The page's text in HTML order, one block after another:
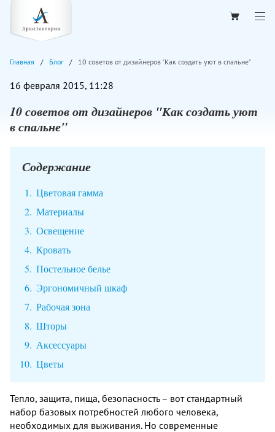
Главная Блог 10 советов от дизайнеров "Как создать уют в спальне"
16 февраля 2015, 11:28
10 советов от дизайнеров "Как создать уют
в спальне"
Содержание
Цветовая гамма
Материалы
Освещение
Кровать
Постельное белье
Эргономичный шкаф
Рабочая зона
Шторы
Аксессуары
Цветы
Тепло, защита, пища, безопасность – вот стандартный
набор базовых потребностей любого человека,
необходимых для выживания. Но современные